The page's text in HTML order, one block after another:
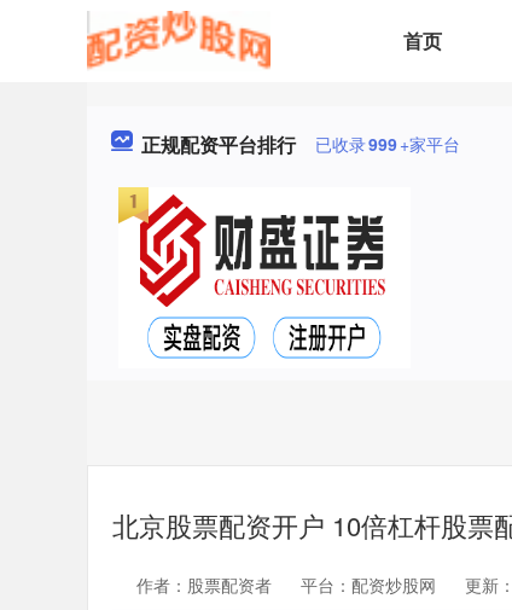
首页
正规配资平台排行 已收录999+家平台
北京股票配资开户 10倍杠杆股票
作者：股票配资者 平台：配资炒股网 更新